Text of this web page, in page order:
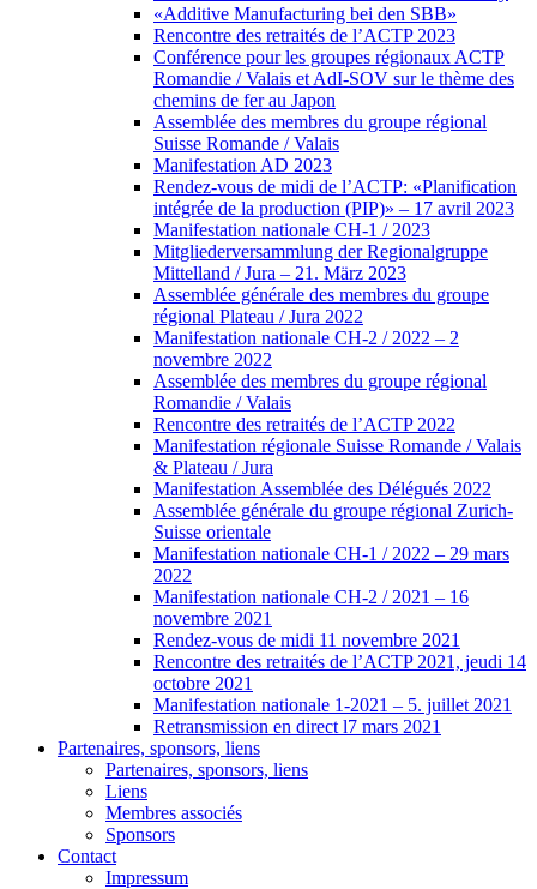
«Additive Manufacturing bei den SBB»
Rencontre des retraités de l’ACTP 2023
Conférence pour les groupes régionaux ACTP
Romandie / Valais et AdI-SOV sur le thème des
chemins de fer au Japon
Assemblée des membres du groupe régional
Suisse Romande / Valais
Manifestation AD 2023
Rendez-vous de midi de l’ACTP: «Planification
intégrée de la production (PIP)» – 17 avril 2023
Manifestation nationale CH-1 / 2023
Mitgliederversammlung der Regionalgruppe
Mittelland / Jura – 21. März 2023
Assemblée générale des membres du groupe
régional Plateau / Jura 2022
Manifestation nationale CH-2 / 2022 – 2
novembre 2022
Assemblée des membres du groupe régional
Romandie / Valais
Rencontre des retraités de l’ACTP 2022
Manifestation régionale Suisse Romande / Valais
& Plateau / Jura
Manifestation Assemblée des Délégués 2022
Assemblée générale du groupe régional Zurich-
Suisse orientale
Manifestation nationale CH-1 / 2022 – 29 mars
2022
Manifestation nationale CH-2 / 2021 – 16
novembre 2021
Rendez-vous de midi 11 novembre 2021
Rencontre des retraités de l’ACTP 2021, jeudi 14
octobre 2021
Manifestation nationale 1-2021 – 5. juillet 2021
Retransmission en direct l7 mars 2021
Partenaires, sponsors, liens
Partenaires, sponsors, liens
Liens
Membres associés
Sponsors
Contact
Impressum